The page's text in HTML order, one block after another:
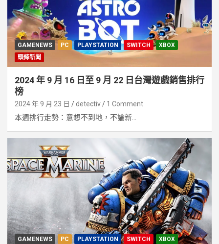
GAMENEWS PC PLAYSTATION SWITCH
XBOX
頭條新聞
2024 年 9 月 16 日至 9 月 22 日台灣遊戲銷售排行
榜
2024 年 9 月 23 日 detectiv 1 Comment
本週排行走勢：意想不到地，不論新...
GAMENEWS PC PLAYSTATION SWITCH XBOX